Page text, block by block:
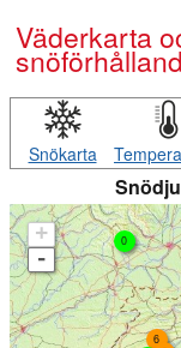
Väderkarta och
Snökarta
+
-
0
6